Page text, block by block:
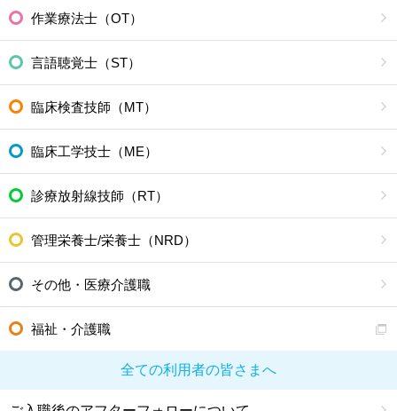
作業療法士（OT）
言語聴覚士（ST）
臨床検査技師（MT）
臨床工学技士（ME）
診療放射線技師（RT）
管理栄養士/栄養士（NRD）
その他・医療介護職
福祉・介護職
全ての利用者の皆さまへ